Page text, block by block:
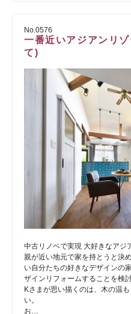
No.0576
一番近いアジアンリ
て)
中古リノベで実現 大好きなアジ
親が近い地元で家を持とうと決
い自分たちの好きなデザインの
ザインリフォームすることを検
Kさまが思い描くのは、木の温
い。
お…